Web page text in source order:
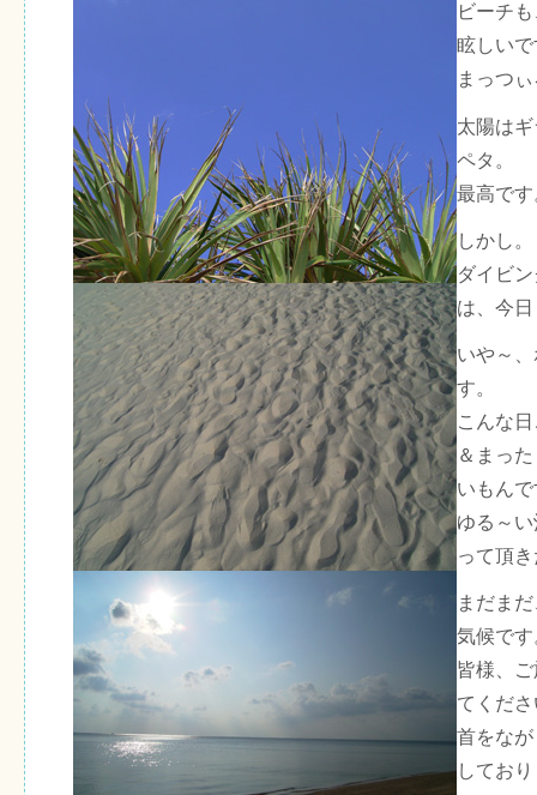
ビーチ
眩しい
まっつ
太陽は
ペタ。
最高です
しかし。
ダイビ
は、今
いや～
す。
こんな
＆まっ
いもん
ゆる～
って頂
まだま
気候です
皆様、
てくだ
首をな
してお